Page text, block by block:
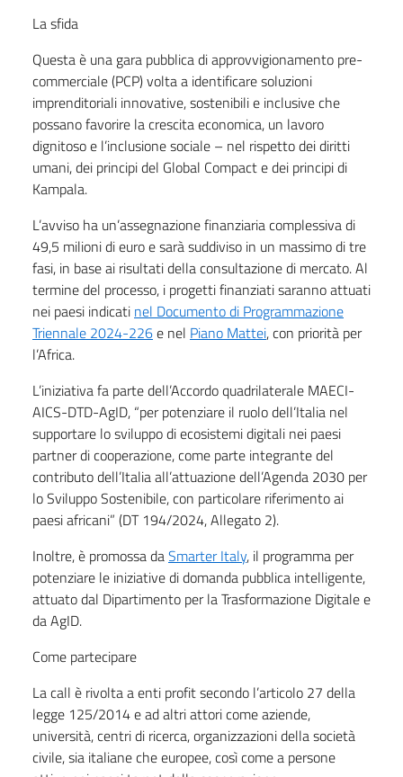
La sfida
Questa è una gara pubblica di approvvigionamento pre-
commerciale (PCP) volta a identificare soluzioni
imprenditoriali innovative, sostenibili e inclusive che
possano favorire la crescita economica, un lavoro
dignitoso e l’inclusione sociale – nel rispetto dei diritti
umani, dei principi del Global Compact e dei principi di
Kampala.
L’avviso ha un’assegnazione finanziaria complessiva di
49,5 milioni di euro e sarà suddiviso in un massimo di tre
fasi, in base ai risultati della consultazione di mercato. Al
termine del processo, i progetti finanziati saranno attuati
nei paesi indicati nel Documento di Programmazione
Triennale 2024-226e nel Piano Mattei, con priorità per
l’Africa.
L’iniziativa fa parte dell’Accordo quadrilaterale MAECI-
AICS-DTD-AgID, “per potenziare il ruolo dell’Italia nel
supportare lo sviluppo di ecosistemi digitali nei paesi
partner di cooperazione, come parte integrante del
contributo dell’Italia all’attuazione dell’Agenda 2030 per
lo Sviluppo Sostenibile, con particolare riferimento ai
paesi africani” (DT 194/2024, Allegato 2).
Inoltre, è promossa daSmarter Italy, il programma per
potenziare le iniziative di domanda pubblica intelligente,
attuato dal Dipartimento per la Trasformazione Digitale e
da AgID.
Come partecipare
La call è rivolta a enti profit secondo l’articolo 27 della
legge 125/2014 e ad altri attori come aziende,
università, centri di ricerca, organizzazioni della società
civile, sia italiane che europee, così come a persone